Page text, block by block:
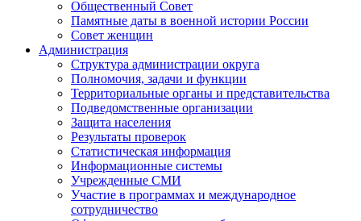
Общественный Совет
Памятные даты в военной истории России
Совет женщин
Администрация
Структура администрации округа
Полномочия, задачи и функции
Территориальные органы и представительства
Подведомственные организации
Защита населения
Результаты проверок
Статистическая информация
Информационные системы
Учрежденные СМИ
Участие в программах и международное
сотрудничество